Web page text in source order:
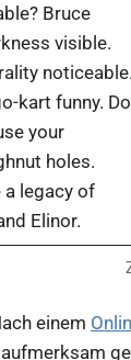
Bruce
visible.
noticeable.
kart funny.
your
holes.
legacy of
Elinor.
einem
aufmerksam